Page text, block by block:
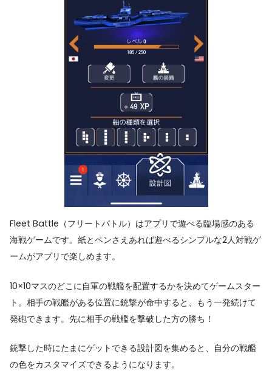
Fleet Battle（フリートバトル）はアプリで遊べる臨場感のある
海戦ゲームです。紙とペンさえあれば遊べるシンプルな2人対戦ゲ
ームがアプリで楽しめます。
10×10マスのどこに自軍の戦艦を配置するかを決めてゲームスター
ト。相手の戦艦がある位置に銃撃が命中すると、もう一発続けて
発砲できます。先に相手の戦艦を撃破した方の勝ち！
銃撃した時にたまにゲットできる設計図を集めると、自分の戦艦
の色をカスタマイズできるようになります。